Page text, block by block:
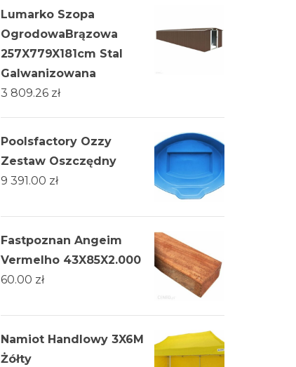
Lumarko Szopa
OgrodowaBrązowa
257X779X181cm Stal
Galwanizowana
3 809.26 zł
Poolsfactory Ozzy
Zestaw Oszczędny
9 391.00 zł
Fastpoznan Angeim
Vermelho 43X85X2.000
60.00 zł
Namiot Handlowy 3X6M
Żółty